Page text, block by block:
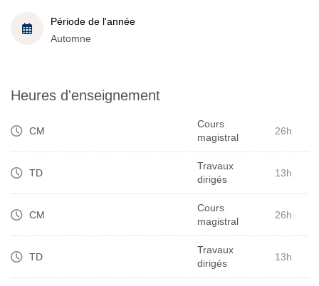
Période de l'année
Automne
Heures d'enseignement
CM
Cours
magistral
26h
TD
Travaux
dirigés
13h
CM
Cours
magistral
26h
TD
Travaux
dirigés
13h